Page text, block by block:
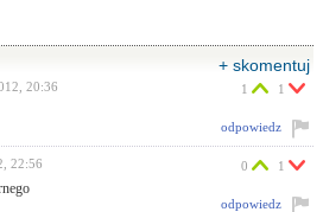
+ skomentuj
20:36 1 1
odpowiedz
22:56 0 1
odpowiedz